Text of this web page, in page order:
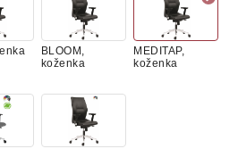
BLOOM,
koženka
MEDITAP,
koženka